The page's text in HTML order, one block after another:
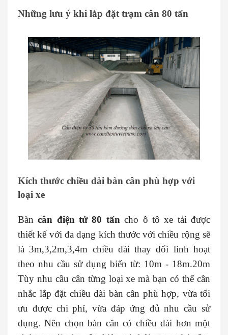
Những lưu ý khi lắp đặt trạm cân 80 tấn
Kích thước chiều dài bàn cân phù hợp với
loại xe
Bàncân điện tử 80 tấncho ô tô xe tải được
thiết kế với đa dạng kích thước với chiều rộng sẽ
là 3m,3,2m,3,4m chiều dài thay đổi linh hoạt
theo nhu cầu sử dụng biến từ: 10m - 18m.20m
Tùy nhu cầu cân từng loại xe mà bạn có thể cân
nhắc lắp đặt chiều dài bàn cân phù hợp, vừa tối
ưu được chi phí, vừa đáp ứng đủ nhu cầu sử
dụng. Nên chọn bàn cân có chiều dài hơn một